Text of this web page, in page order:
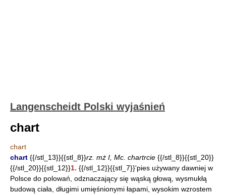
Langenscheidt Polski wyjaśnień
chart
chart
chart {{/stl_13}}{{stl_8}}rz. mż I, Mc. chartrcie {{/stl_8}}{{stl_20}}
{{/stl_20}}{{stl_12}}1. {{/stl_12}}{{stl_7}}'pies używany dawniej w
Polsce do polowań, odznaczający się wąską głową, wysmukłą
budową ciała, długimi umięśnionymi łapami, wysokim wzrostem